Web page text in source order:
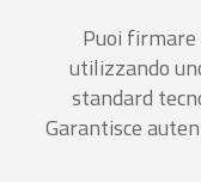
Puoi
utilizzando
standard
Garantisce